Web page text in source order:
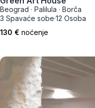
Beograd · Palilula · Borča
3 Spavaće sobe·12 Osoba
130 € noćenje